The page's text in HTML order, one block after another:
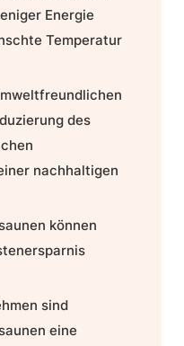
Energie
Temperatur
des
nachhaltigen
können
sind
eine